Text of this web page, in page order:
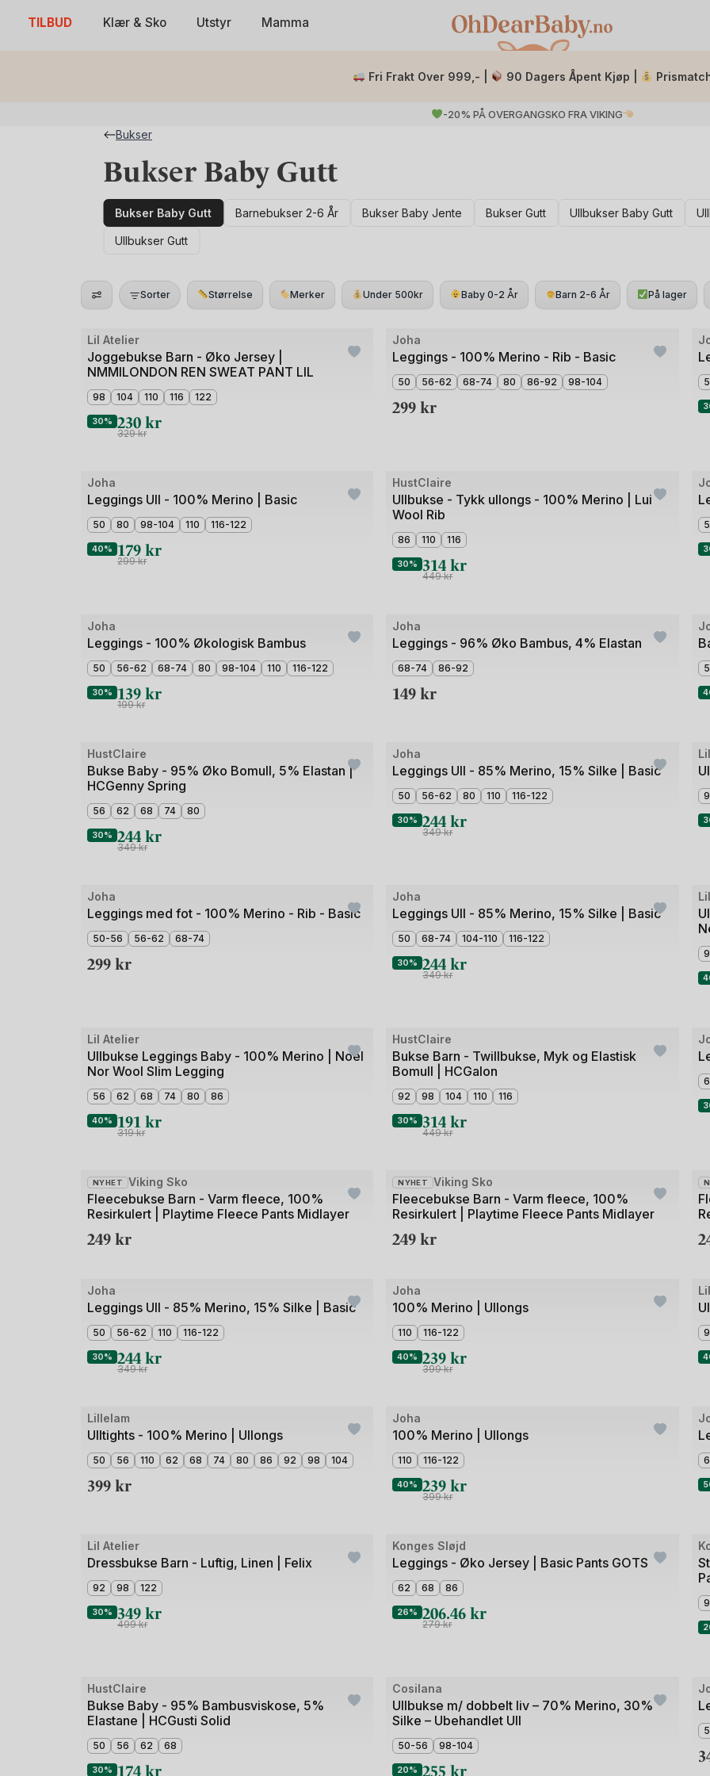
TILBUD Klær & Sko Utstyr Mamma
Fri Frakt Over 999,- | 90 Dagers Åpent Kjøp |
-20% PÅ OVERGANGSKO FRA VIKING
Bukser
Bukser Baby Gutt
Bukser Baby Gutt Barnebukser 2-6 År Bukser Baby Jente Bukser Gutt Ullbukser Baby Gutt
Ullbukser Gutt
Sorter Størrelse Merker Under 500kr Baby 0-2 År Barn 2-6 År På lager
Outlet
Bilde
av
4
Lil Atelier
Joggebukse Barn - Øko Jersey |
NMMILONDON REN SWEAT PANT LIL
98 104 110 116 122
30% 230kr
329kr
Bilde
av
Joha
Leggings - 100% Merino - Rib - Basic
50 56-62 68-74 80 86-92 98-104
299kr
Outlet
Bilde
av
Joha
Leggings Ull - 100% Merino | Basic
50 80 98-104 110 116-122
40% 179kr
299kr
Outlet
Bilde
av
4
HustClaire
Ullbukse - Tykk ullongs - 100% Merino | Lui
Wool Rib
86 110 116
30% 314kr
449kr
Outlet
Joha
Leggings - 100% Økologisk Bambus
50 56-62 68-74 80 98-104 110 116-122
30% 139kr
199kr
Outlet
Joha
Leggings - 96% Øko Bambus, 4% Elastan
68-74 86-92
149kr
av
Outlet
Bilde
av
HustClaire
Bukse Baby - 95% Øko Bomull, 5% Elastan |
HCGenny Spring
56 62 68 74 80
30% 244kr
349kr
Outlet
Joha
Leggings Ull - 85% Merino, 15% Silke | Basic
50 56-62 80 110 116-122
30% 244kr
349kr
av
4
Bilde
av
Joha
Leggings med fot - 100% Merino - Rib - Basic
50-56 56-62 68-74
299kr
Outlet
Joha
Leggings Ull - 85% Merino, 15% Silke | Basic
50 68-74 104-110 116-122
30% 244kr
349kr
av
4
Outlet
Bilde
av
Lil Atelier
Ullbukse Leggings Baby - 100% Merino | Noel
Nor Wool Slim Legging
56 62 68 74 80 86
40% 191 kr
319kr
Outlet
Bilde
av
3
HustClaire
Bukse Barn - Twillbukse, Myk og Elastisk
Bomull | HCGalon
92 98 104 110 116
30% 314kr
449kr
Bilde
av
4
NYHET Viking Sko
Fleecebukse Barn - Varm fleece, 100%
Resirkulert | Playtime Fleece Pants Midlayer
249kr
Bilde
av
4
NYHET Viking Sko
Fleecebukse Barn - Varm fleece, 100%
Resirkulert | Playtime Fleece Pants Midlayer
249kr
av
4
Outlet
Joha
Leggings Ull - 85% Merino, 15% Silke | Basic
50 56-62 110 116-122
30% 244kr
349kr
Outlet
Bilde
av
4
Joha
100% Merino | Ullongs
110 116-122
40% 239kr
399kr
av
Bilde
av
Lillelam
Ulltights - 100% Merino | Ullongs
50 56 110 62 68 74 80 86 92 98 104
399kr
Outlet
Bilde
av
Joha
100% Merino | Ullongs
110 116-122
40% 239kr
399kr
av
Outlet
Bilde
av
Lil Atelier
Dressbukse Barn - Luftig, Linen | Felix
92 98 122
30% 349kr
499kr
Outlet
Bilde
av
Konges Sløjd
Leggings - Øko Jersey | Basic Pants GOTS
62 68 86
26% 206.46kr
279kr
av
Outlet
Bilde
av
HustClaire
Bukse Baby - 95% Bambusviskose, 5%
Elastane | HCGusti Solid
50 56 62 68
30% 174kr
Bilde
av
5
Cosilana
Ullbukse m/ dobbelt liv – 70% Merino, 30%
Silke – Ubehandlet Ull
50-56 98-104
20% 255kr
av